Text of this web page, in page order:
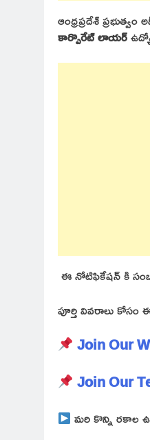
ఆంధ్రప్రదేశ్
కార్పొరేట్ లాయర్
ఈ నోటిఫికేషన్ కి
పూర్తి వివరాలు కోసం
Join Our
Join Our
మరి కొన్ని రకాల